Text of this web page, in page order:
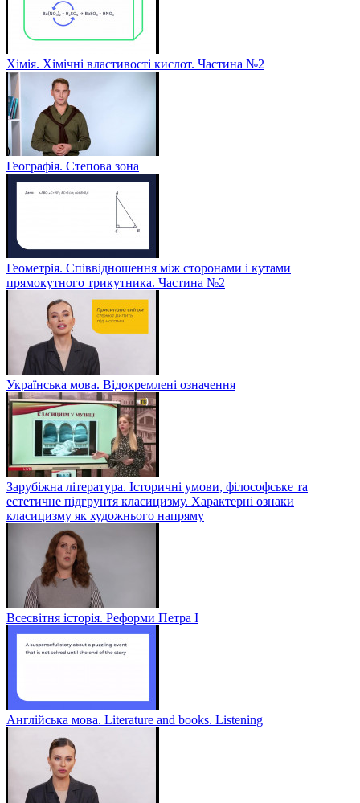
Хімія. Хімічні властивості кислот. Частина №2
Географія. Степова зона
Геометрія. Співвідношення між сторонами і кутами
прямокутного трикутника. Частина №2
Українська мова. Відокремлені означення
Зарубіжна література. Історичні умови, філософське та
естетичне підгрунтя класицизму. Характерні ознаки
класицизму як художнього напряму
Всесвітня історія. Реформи Петра І
Англійська мова. Literature and books. Listening